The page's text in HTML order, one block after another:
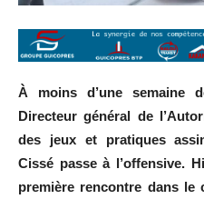
À moins d’une semaine
Directeur général de
des jeux et pratiques
Cissé passe à l’offensive.
première rencontre dans le